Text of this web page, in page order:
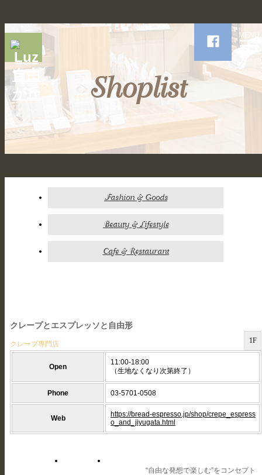
MENU
Shoplist
Fashion & Goods
Beauty & Lifestyle
Cafe & Restaurant
クレープとエスプレッソと自由形
クレープ専門店 1F
Open
11:00-18:00
（生地なくなり次第終了）
Phone 03-5701-0508
Web
https://bread-espresso.jp/shop/crepe_espress
o_and_jiyugata.html
“自由な発想で楽しむ”をコンセプト